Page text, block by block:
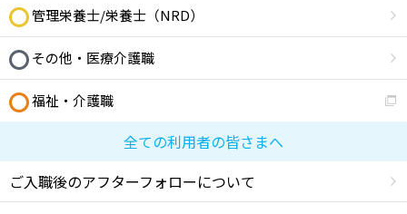
管理栄養士/栄養士（NRD）
その他・医療介護職
福祉・介護職
全ての利用者の皆さまへ
ご入職後のアフターフォローについて